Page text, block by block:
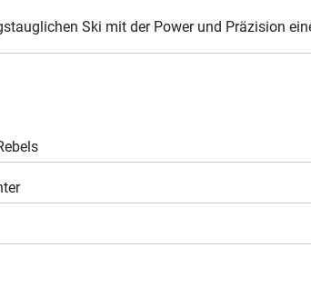
Ski mit der Power und Präzision